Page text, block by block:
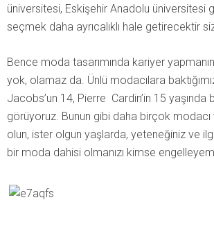
üniversitesi, Eskişehir Anadolu üniversitesi
seçmek daha ayrıcalıklı hale getirecektir
Bence moda tasarımında kariyer
yok, olamaz da. Ünlü modacılara
Jacobs’un 14, Pierre Cardin’in 15 yaşında
görüyoruz. Bunun gibi daha birçok
olun, ister olgun yaşlarda, yeteneğiniz ve
bir moda dahisi olmanızı kimse